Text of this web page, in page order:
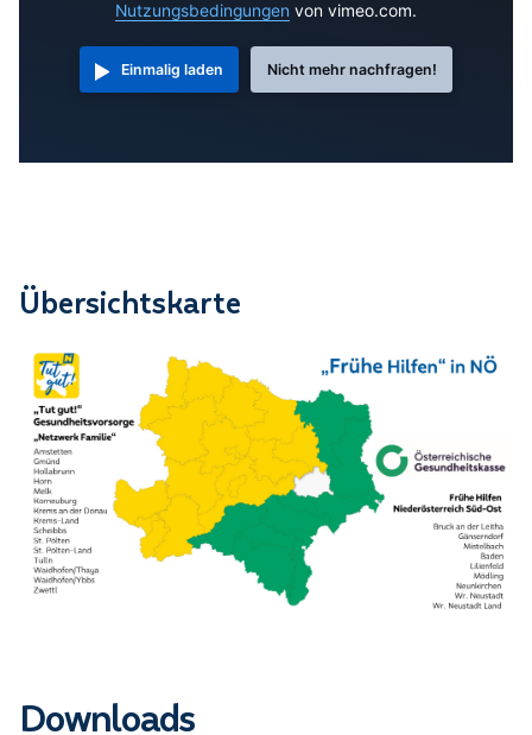
Nutzungsbedingungen von vimeo.com.
Einmalig laden Nicht mehr nachfragen!
Übersichtskarte
Downloads